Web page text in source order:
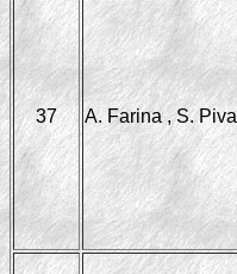
37 A. Farina , S. Piva